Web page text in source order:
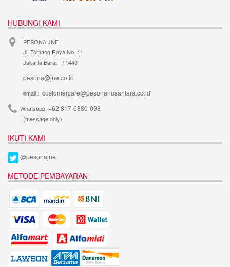
HUBUNGI KAMI
PESONA JNE
Jl. Tomang Raya No. 11
Jakarta Barat - 11440
pesona@jne.co.id
email : customercare@pesonanusantara.co.id
Whatsapp: +62 817-6880-098
(message only)
IKUTI KAMI
@pesonajne
METODE PEMBAYARAN